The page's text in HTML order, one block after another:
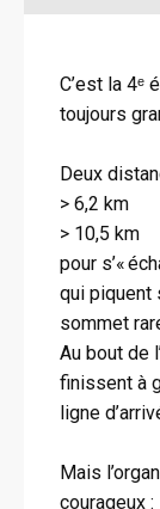
C’est la 4ᵉ
toujours
Deux
> 6,2 km
> 10,5 km
pour s’«
qui piquent
sommet
Au bout de
finissent à
ligne
Mais
courageux :